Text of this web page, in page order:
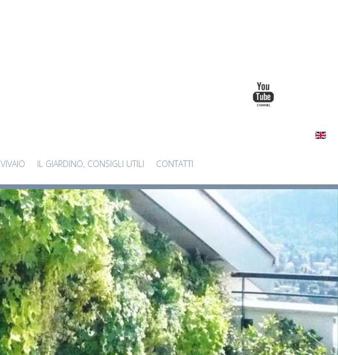
VIVAIO IL GIARDINO, CONSIGLI UTILI CONTATTI